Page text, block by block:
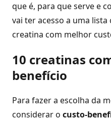
que é, para que serve e
vai ter acesso a uma
creatina com melhor
10 creatinas
benefício
Para fazer a escolha da
considerar o custo-